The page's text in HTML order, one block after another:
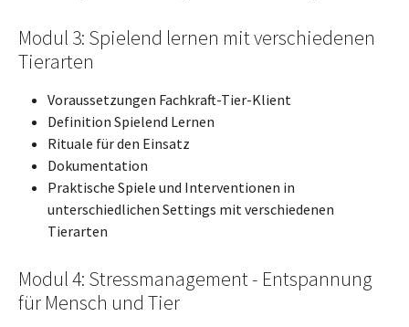
Modul 3: Spielend lernen mit verschiedenen
Tierarten
Voraussetzungen Fachkraft-Tier-Klient
Definition Spielend Lernen
Rituale für den Einsatz
Dokumentation
Praktische Spiele und Interventionen in
unterschiedlichen Settings mit verschiedenen
Tierarten
Modul 4: Stressmanagement - Entspannung
für Mensch und Tier